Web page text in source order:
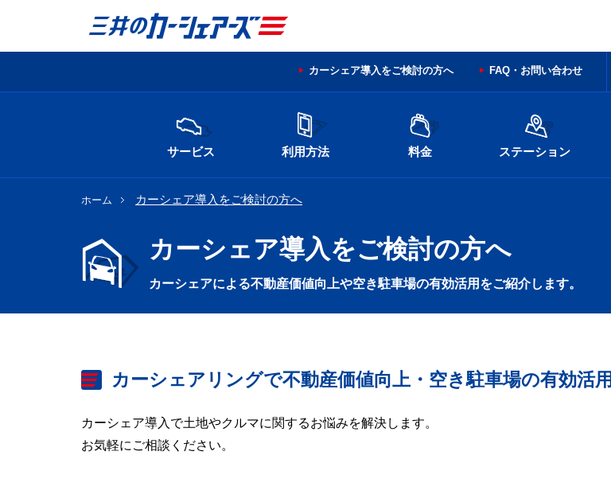
カーシェア導入をご検討の方へ FAQ・お問い合わせ
サービス 利用方法 料金 ステーション
ホーム カーシェア導入をご検討の方へ
カーシェア導入をご検討の方へ
カーシェアによる不動産価値向上や空き駐車場の有効活用をご紹介します。
カーシェアリングで不動産価値向上・空き駐車場の有効活用
カーシェア導入で土地やクルマに関するお悩みを解決します。
お気軽にご相談ください。